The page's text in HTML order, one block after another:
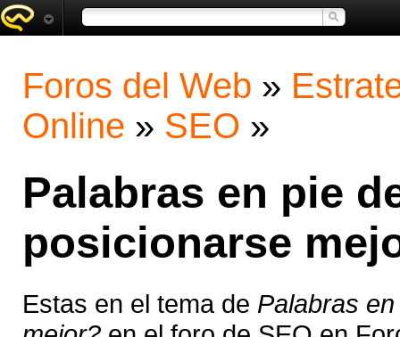
Foros del Web »
Online » SEO »
Palabras en pie
posicionarse
Estas en el tema de Palabras